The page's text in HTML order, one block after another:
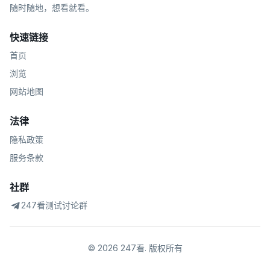
随时随地，想看就看。
快速链接
首页
浏览
网站地图
法律
隐私政策
服务条款
社群
247看测试讨论群
© 2026 247看. 版权所有